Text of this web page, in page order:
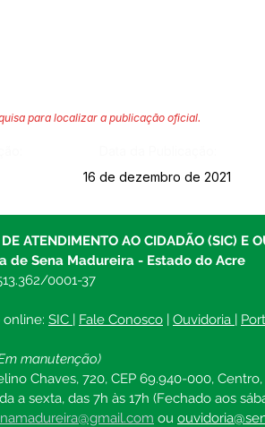
para localizar a publicação oficial.
16 de dezembro de 2021
ATENDIMENTO AO CIDADÃO (SIC) E
de Sena Madureira - Estado do Acre
0001-37
online: SIC | Fale Conosco | Ouvidoria |
manutenção)
Chaves, 720, CEP 69.940-000,
a sexta, das 7h às 17h (Fechado aos
ou